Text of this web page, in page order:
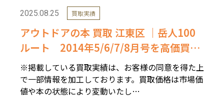
2025.08.25 買取実績
アウトドアの本 買取 江東区 ｜岳人100
ルート 2014年5/6/7/8月号を高価買取
しました。
※掲載している買取実績は、お客様の同意を得た上
で一部情報を加工しております。買取価格は市場価
値や本の状態により変動いたし…